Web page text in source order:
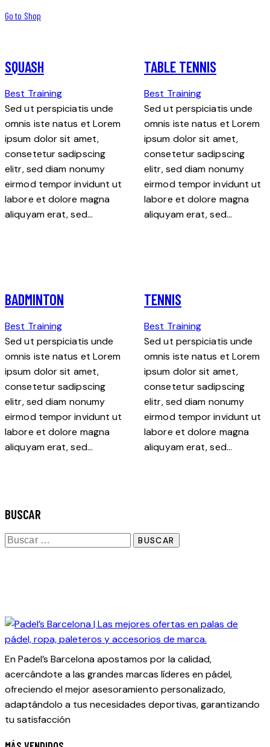
Go to Shop
SQUASH
Best Training
Sed ut perspiciatis unde
omnis iste natus et Lorem
ipsum dolor sit amet,
consetetur sadipscing
elitr, sed diam nonumy
eirmod tempor invidunt ut
labore et dolore magna
aliquyam erat, sed…
TABLE TENNIS
Best Training
Sed ut perspiciatis unde
omnis iste natus et Lorem
ipsum dolor sit amet,
consetetur sadipscing
elitr, sed diam nonumy
eirmod tempor invidunt ut
labore et dolore magna
aliquyam erat, sed…
BADMINTON
Best Training
Sed ut perspiciatis unde
omnis iste natus et Lorem
ipsum dolor sit amet,
consetetur sadipscing
elitr, sed diam nonumy
eirmod tempor invidunt ut
labore et dolore magna
aliquyam erat, sed…
TENNIS
Best Training
Sed ut perspiciatis unde
omnis iste natus et Lorem
ipsum dolor sit amet,
consetetur sadipscing
elitr, sed diam nonumy
eirmod tempor invidunt ut
labore et dolore magna
aliquyam erat, sed…
BUSCAR
Buscar:
En Padel’s Barcelona apostamos por la calidad,
acercándote a las grandes marcas líderes en pádel,
ofreciendo el mejor asesoramiento personalizado,
adaptándolo a tus necesidades deportivas, garantizando
tu satisfacción